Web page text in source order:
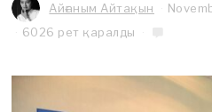
Айғаным Айтақын
6026 рет қаралды